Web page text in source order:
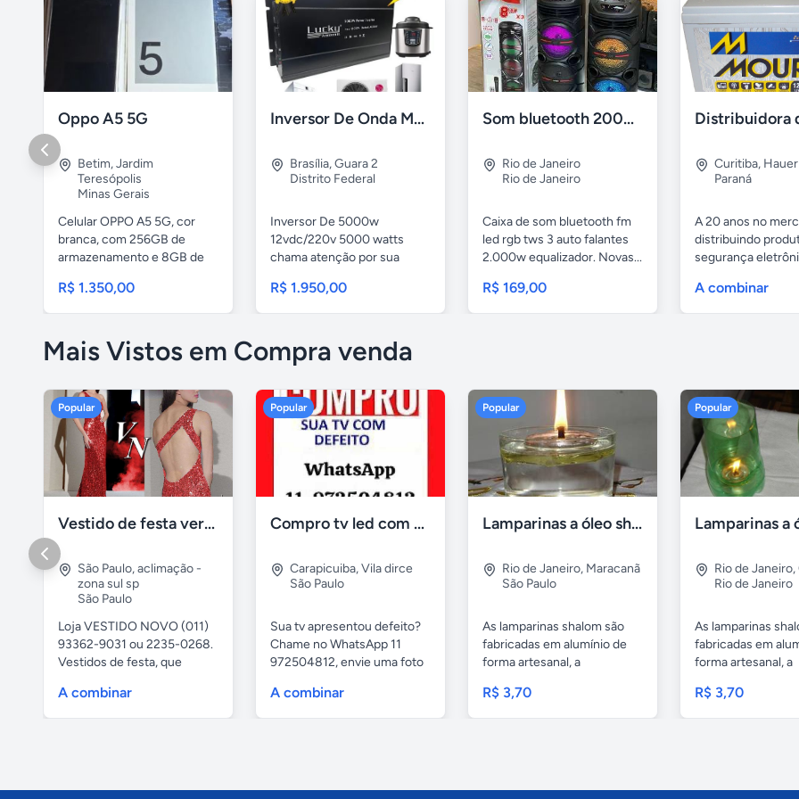
Oppo A5 5G
Betim,Jardim
Teresópolis
Minas Gerais
Celular OPPO A5 5G, cor
branca, com 256GB de
armazenamento e 8GB de
R$ 1.350,00
Inversor De Onda Modificada 5000w 12vdc/220v
Brasília,Guara 2
Distrito Federal
Inversor De 5000w
12vdc/220v 5000 watts
chama atenção por sua
R$ 1.950,00
Som bluetooth 2000w equalizador fm led rgb tws
Rio de Janeiro
Rio de Janeiro
Caixa de som bluetooth fm
led rgb tws 3 auto falantes
2.000w equalizador. Novas...
R$ 169,00
Curitiba, Hauer
Paraná
A 20 anos no
distribuindo
segurança
A combinar
Mais Vistos em Compra venda
Popular
Vestido de festa vermelho com brilho e pedraria
São Paulo,aclimação -
zona sul sp
São Paulo
Loja VESTIDO NOVO (011)
93362-9031 ou 2235-0268.
Vestidos de festa, que
A combinar
Popular
Compro tv led com defeito
Carapicuiba,Vila dirce
São Paulo
Sua tv apresentou defeito?
Chame no WhatsApp 11
972504812, envie uma foto
A combinar
Popular
Lamparinas a óleo shalom
Rio de Janeiro, Maracanã
São Paulo
As lamparinas shalom são
fabricadas em alumínio de
forma artesanal, a
R$ 3,70
Popular
Rio de Janeiro,
Rio de Janeiro
As lamparinas
fabricadas em
forma artesanal, a
R$ 3,70